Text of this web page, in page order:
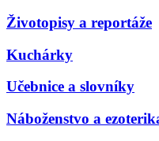
Životopisy a reportáže
Kuchárky
Učebnice a slovníky
Náboženstvo a